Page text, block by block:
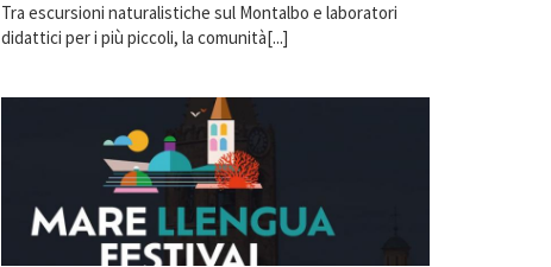
Tra escursioni naturalistiche sul Montalbo e laboratori
didattici per i più piccoli, la comunità[...]